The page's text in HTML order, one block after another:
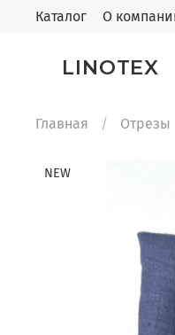
Каталог О
LINOTEX
Главная Отрезы
NEW